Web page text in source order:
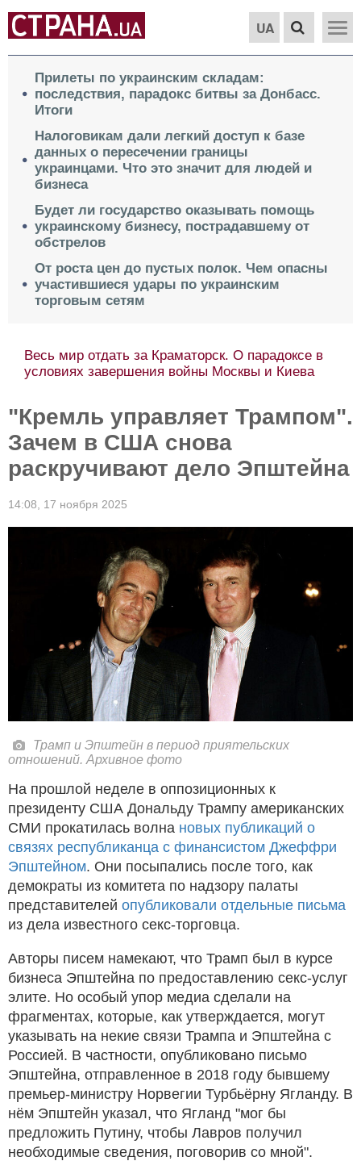
UA
Прилеты по украинским складам:
последствия, парадокс битвы за Донбасс.
Итоги
Налоговикам дали легкий доступ к базе
данных о пересечении границы
украинцами. Что это значит для людей и
бизнеса
Будет ли государство оказывать помощь
украинскому бизнесу, пострадавшему от
обстрелов
От роста цен до пустых полок. Чем опасны
участившиеся удары по украинским
торговым сетям
Весь мир отдать за Краматорск. О парадоксе в
условиях завершения войны Москвы и Киева
"Кремль управляет Трампом".
Зачем в США снова
раскручивают дело Эпштейна
14:08, 17 ноября 2025
Трамп и Эпштейн в период приятельских
отношений. Архивное фото
На прошлой неделе в оппозиционных к
президенту США Дональду Трампу американских
СМИ прокатилась волна новых публикаций о
связях республиканца с финансистом Джеффри
Эпштейном. Они посыпались после того, как
демократы из комитета по надзору палаты
представителей опубликовали отдельные письма
из дела известного секс-торговца.
Авторы писем намекают, что Трамп был в курсе
бизнеса Эпштейна по предоставлению секс-услуг
элите. Но особый упор медиа сделали на
фрагментах, которые, как утверждается, могут
указывать на некие связи Трампа и Эпштейна с
Россией. В частности, опубликовано письмо
Эпштейна, отправленное в 2018 году бывшему
премьер-министру Норвегии Турбьёрну Ягланду. В
нём Эпштейн указал, что Ягланд "мог бы
предложить Путину, чтобы Лавров получил
необходимые сведения, поговорив со мной".